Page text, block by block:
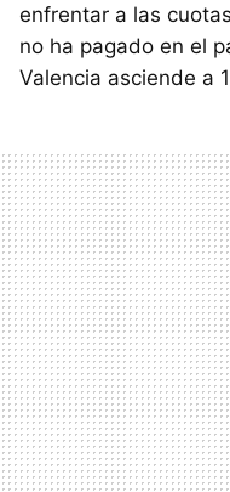
enfrentar a las
no ha pagado en el
Valencia asciende a